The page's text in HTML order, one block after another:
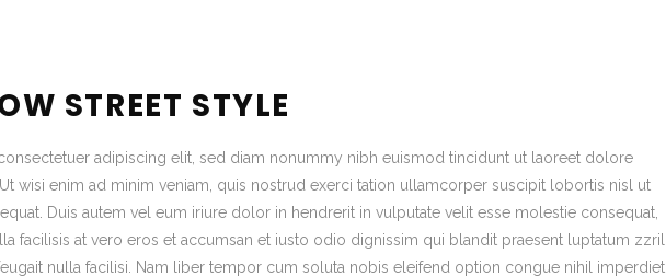
STREET STYLE
adipiscing elit, sed diam nonummy nibh euismod tincidunt ut laoreet dolore
wisi enim ad minim veniam, quis nostrud exerci tation ullamcorper suscipit lobortis nisl ut
Duis autem vel eum iriure dolor in hendrerit in vulputate velit esse molestie consequat,
facilisis at vero eros et accumsan et iusto odio dignissim qui blandit praesent luptatum zzril
nulla facilisi. Nam liber tempor cum soluta nobis eleifend option congue nihil imperdiet.